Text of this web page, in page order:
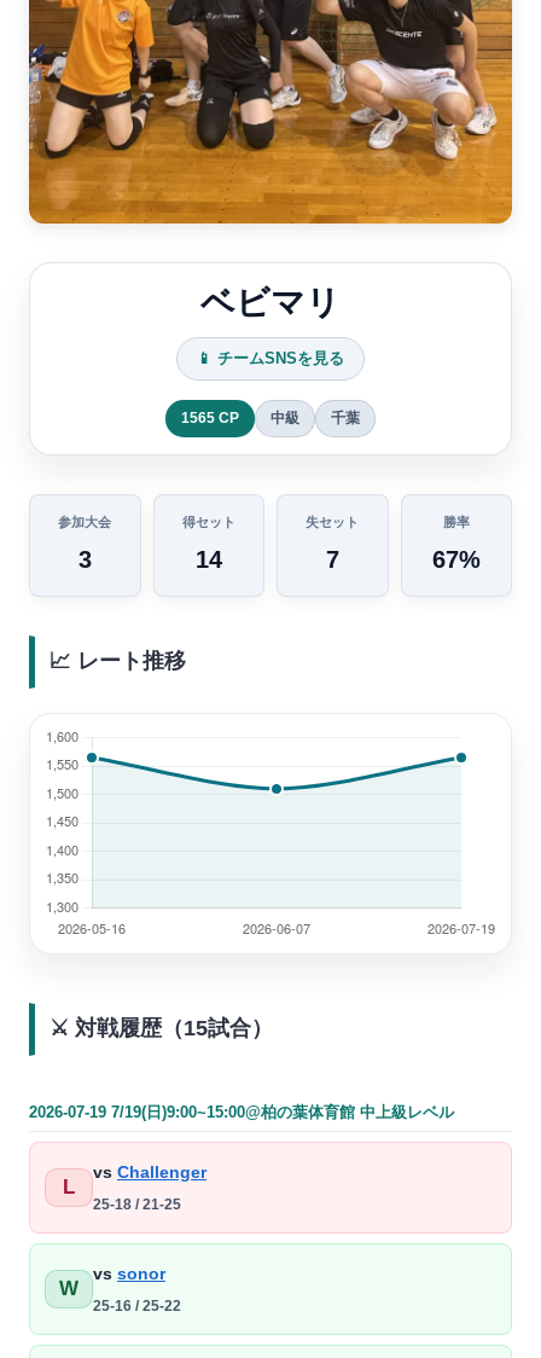
ベビマリ
📱 チームSNSを見る
1565 CP 中級 千葉
参加大会
3
得セット
14
失セット
7
勝率
67%
📈 レート推移
⚔️ 対戦履歴（15試合）
2026-07-19 7/19(日)9:00~15:00@柏の葉体育館 中上級レベル
L
vs Challenger
25-18 / 21-25
W
vs sonor
25-16 / 25-22